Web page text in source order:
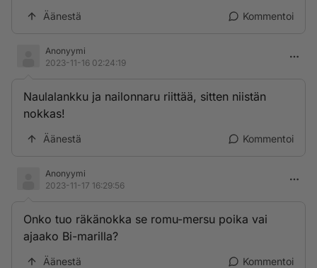
Äänestä Kommentoi
Anonyymi
2023-11-16 02:24:19
Naulalankku ja nailonnaru riittää, sitten niistän
nokkas!
Äänestä Kommentoi
Anonyymi
2023-11-17 16:29:56
Onko tuo räkänokka se romu-mersu poika vai
ajaako Bi-marilla?
Äänestä Kommentoi